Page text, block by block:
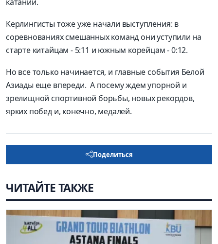
Керлингисты тоже уже начали выступления: в
соревнованиях смешанных команд они уступили на
старте китайцам - 5:11 и южным корейцам - 0:12.
Но все только начинается, и главные события Белой
Азиады еще впереди. А посему ждем упорной и
зрелищной спортивной борьбы, новых рекордов,
ярких побед и, конечно, медалей.
Поделиться
ЧИТАЙТЕ ТАКЖЕ